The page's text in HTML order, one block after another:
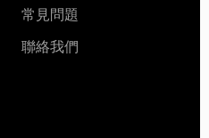
常見問題
聯絡我們